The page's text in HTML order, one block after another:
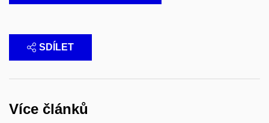
SDÍLET
Více článků